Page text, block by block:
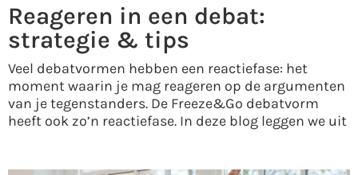
Reageren in een debat:
strategie & tips
Veel debatvormen hebben een reactiefase: het
moment waarin je mag reageren op de argumenten
van je tegenstanders. De Freeze&Go debatvorm
heeft ook zo’n reactiefase. In deze blog leggen we uit